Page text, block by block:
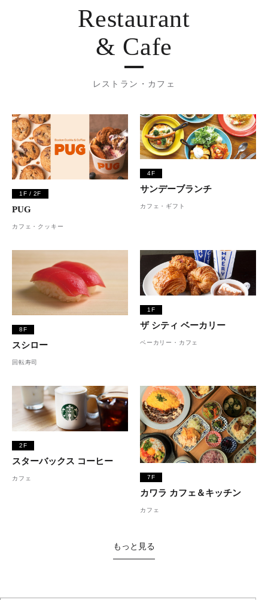
Restaurant
& Cafe
レストラン・カフェ
1F / 2F
PUG
カフェ・クッキー
4F
サンデーブランチ
カフェ・ギフト
8F
スシロー
回転寿司
1F
ザ シティ ベーカリー
ベーカリー・カフェ
2F
スターバックス コーヒー
カフェ 7F
カワラ カフェ＆キッチン
カフェ
もっと見る